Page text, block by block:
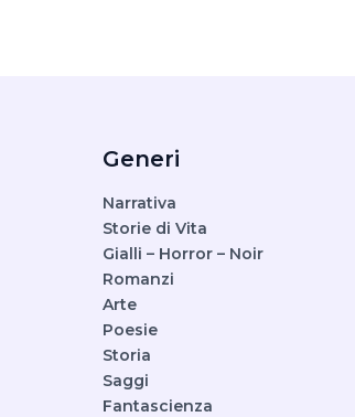
Generi
Narrativa
Storie di Vita
Gialli – Horror – Noir
Romanzi
Arte
Poesie
Storia
Saggi
Fantascienza